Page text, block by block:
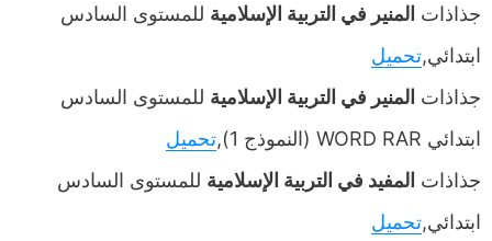
جذاذات المنير في التربية الإسلامية للمستوى السادس
ابتدائي,تحميل
جذاذات المنير في التربية الإسلامية للمستوى السادس
ابتدائي WORD RAR (النموذج 1),
تحميل
جذاذات المفيد في التربية الإسلامية للمستوى السادس
ابتدائي,تحميل